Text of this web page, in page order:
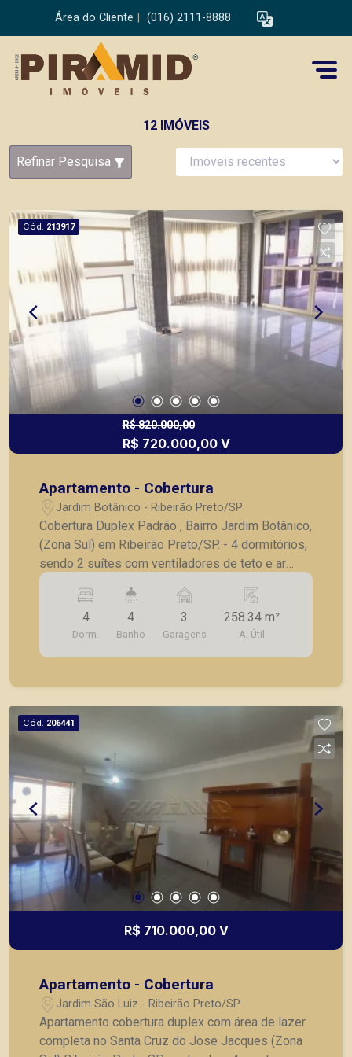
Área do Cliente (016) 2111-8888
12 IMÓVEIS
Refinar Pesquisa
Cód. 213917
R$ 820.000,00
R$ 720.000,00 V
Apartamento - Cobertura
Jardim Botânico - Ribeirão Preto/SP
Cobertura Duplex Padrão , Bairro Jardim Botânico,
(Zona Sul) em Ribeirão Preto/SP. - 4 dormitórios,
sendo 2 suítes com ventiladores de teto e ar
condicionado; - Roupeiro; - Sala para 2 ambientes
com ar condicionado; - Piso superior com 1
banheiro e 1 Lavabo; - Cozinha planejada; -
Churrasqueira; - Piscina; - Área de serviço; - 03
vagas de garagens; A Piramid tem como objetivo
ou mesmo nos principais lançamentos da cidade
de Ribeirão Preto.
4
Dorm.
4
Banho
3
Garagens
258.34 m²
A. Útil
Cód. 206441
R$ 710.000,00 V
Apartamento - Cobertura
Jardim São Luiz - Ribeirão Preto/SP
Apartamento cobertura duplex com área de lazer
completa no Santa Cruz do Jose Jacques (Zona